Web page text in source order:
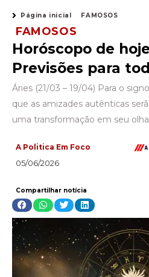
Página inicial FAMOSOS
FAMOSOS
Horóscopo de
Previsões para
Áries (21/03 – 19/04) Para o
que as amizades autênticas
uma transformação em seu
A Politica Em Foco
05/06/2026
Compartilhar notícia